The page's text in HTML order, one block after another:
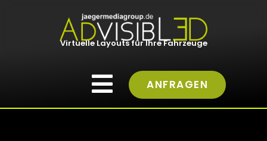
Virtuelle Layouts für Ihre Fahrzeuge
ANFRAGEN